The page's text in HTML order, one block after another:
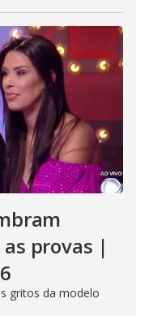
provas |
gritos da modelo